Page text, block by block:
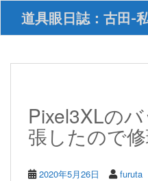
i
道具眼日誌：古田-
Pixel3XLの
張したので
2020年5月26日 furuta